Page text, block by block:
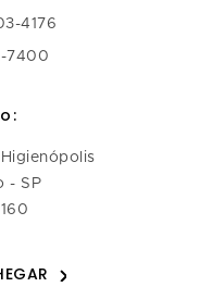
4176
7400
- SP